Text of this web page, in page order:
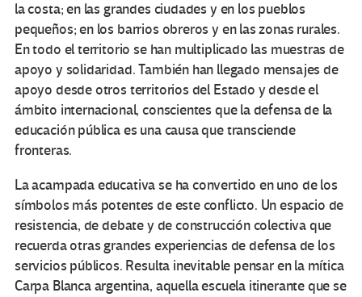
la costa; en las grandes ciudades y en los pueblos
pequeños; en los barrios obreros y en las zonas rurales.
En todo el territorio se han multiplicado las muestras de
apoyo y solidaridad. También han llegado mensajes de
apoyo desde otros territorios del Estado y desde el
ámbito internacional, conscientes que la defensa de la
educación pública es una causa que transciende
fronteras.
La acampada educativa se ha convertido en uno de los
símbolos más potentes de este conflicto. Un espacio de
resistencia, de debate y de construcción colectiva que
recuerda otras grandes experiencias de defensa de los
servicios públicos. Resulta inevitable pensar en la mítica
Carpa Blanca argentina, aquella escuela itinerante que se